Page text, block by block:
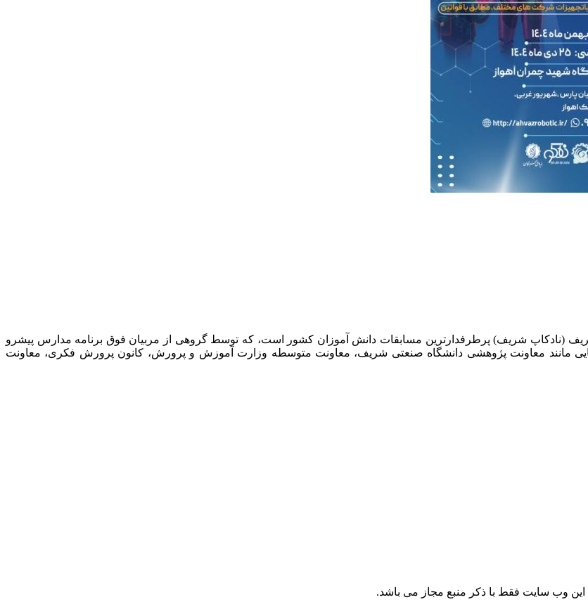
(نادکاپ شریف) پرطرفدارترین مسابقات دانش آموزان کشور است، که توسط گروهی از مربیان فوق برنامه مدارس پیشرو
مانند معاونت پژوهشی دانشگاه صنعتی شریف، معاونت متوسطه وزارت آموزش و پرورش، کانون پرورش فکری، معاونت
وب سایت فقط با ذکر منبع مجاز می باشد.